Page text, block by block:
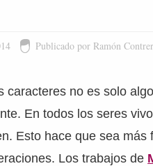
Publicado por Ramón
caracteres no es solo
En todos los seres
Esto hace que sea
Los trabajos de